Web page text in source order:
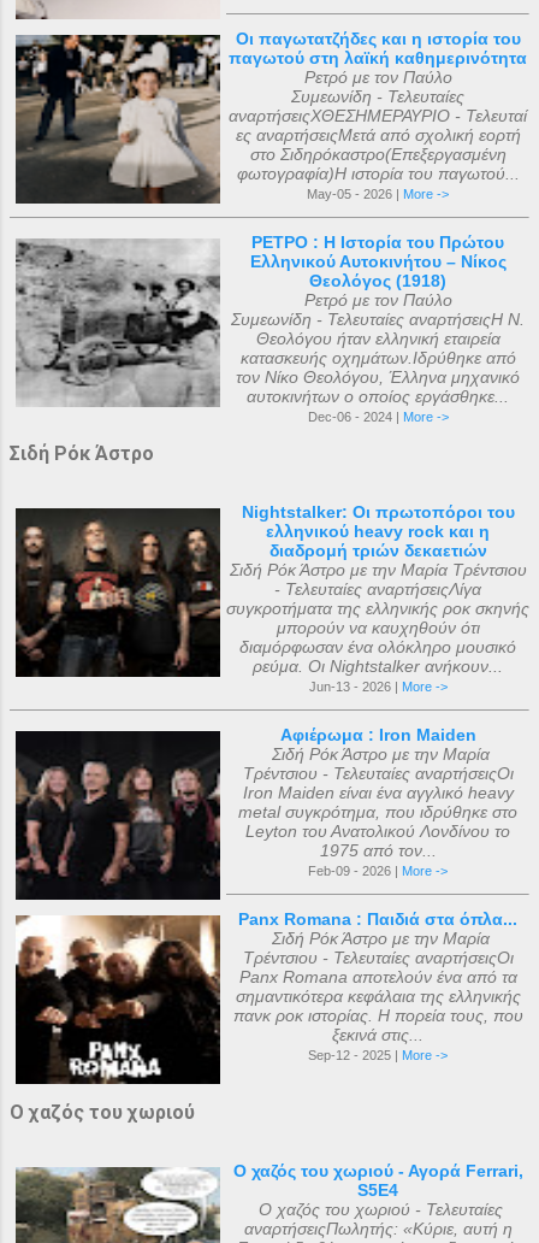
Οι παγωτατζήδες και η ιστορία του
παγωτού στη λαϊκή καθημερινότητα
Ρετρό με τον Παύλο
Συμεωνίδη - Τελευταίες
αναρτήσειςΧΘΕΣΗΜΕΡΑΥΡΙΟ - Τελευταί
ες αναρτήσειςΜετά από σχολική εορτή
στο Σιδηρόκαστρο(Επεξεργασμένη
φωτογραφία)Η ιστορία του παγωτού...
May-05 - 2026 | More ->
ΡΕΤΡΟ : Η Ιστορία του Πρώτου
Ελληνικού Αυτοκινήτου – Νίκος
Θεολόγος (1918)
Ρετρό με τον Παύλο
Συμεωνίδη - Τελευταίες αναρτήσειςΗ Ν.
Θεολόγου ήταν ελληνική εταιρεία
κατασκευής οχημάτων.Ιδρύθηκε από
τον Νίκο Θεολόγου, Έλληνα μηχανικό
αυτοκινήτων ο οποίος εργάσθηκε...
Dec-06 - 2024 | More ->
Σιδή Ρόκ Άστρο
Nightstalker: Οι πρωτοπόροι του
ελληνικού heavy rock και η
διαδρομή τριών δεκαετιών
Σιδή Ρόκ Άστρο με την Μαρία Τρέντσιου
- Τελευταίες αναρτήσειςΛίγα
συγκροτήματα της ελληνικής ροκ σκηνής
μπορούν να καυχηθούν ότι
διαμόρφωσαν ένα ολόκληρο μουσικό
ρεύμα. Οι Nightstalker ανήκουν...
Jun-13 - 2026 | More ->
Αφιέρωμα : Iron Maiden
Σιδή Ρόκ Άστρο με την Μαρία
Τρέντσιου - Τελευταίες αναρτήσειςΟι
Iron Maiden είναι ένα αγγλικό heavy
metal συγκρότημα, που ιδρύθηκε στο
Leyton του Ανατολικού Λονδίνου το
1975 από τον...
Feb-09 - 2026 | More ->
Panx Romana : Παιδιά στα όπλα...
Σιδή Ρόκ Άστρο με την Μαρία
Τρέντσιου - Τελευταίες αναρτήσειςΟι
Panx Romana αποτελούν ένα από τα
σημαντικότερα κεφάλαια της ελληνικής
πανκ ροκ ιστορίας. Η πορεία τους, που
ξεκινά στις...
Sep-12 - 2025 | More ->
Ο χαζός του χωριού
Ο χαζός του χωριού - Αγορά Ferrari,
S5E4
Ο χαζός του χωριού - Τελευταίες
αναρτήσειςΠωλητής: «Κύριε, αυτή η